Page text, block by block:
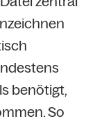
benötigt,
So